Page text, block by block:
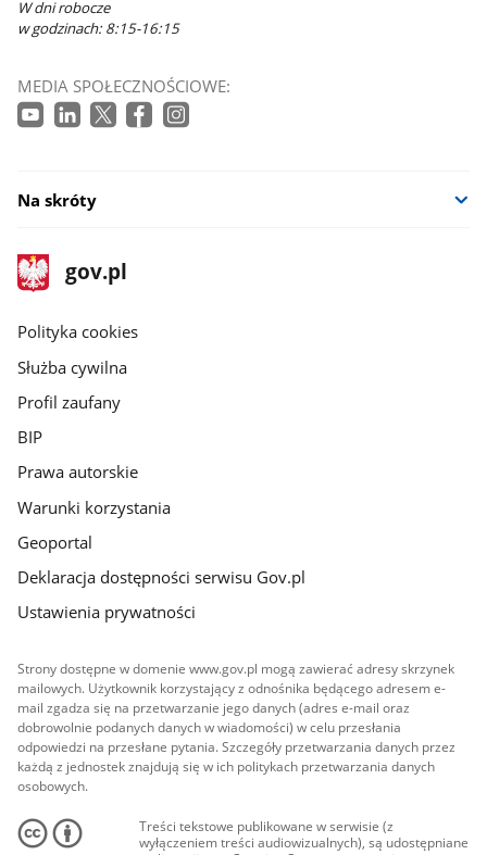
W dni robocze
w godzinach: 8:15-16:15
MEDIA SPOŁECZNOŚCIOWE:
Na skróty
stopka
gov.pl
Strona
gov.pl
gov.pl
Polityka cookies
Służba cywilna
Profil zaufany
BIP
Prawa autorskie
Warunki korzystania
Geoportal
Deklaracja dostępności serwisu Gov.pl
Ustawienia prywatności
Strony dostępne w domenie www.gov.pl mogą zawierać adresy skrzynek
mailowych. Użytkownik korzystający z odnośnika będącego adresem e-
mail zgadza się na przetwarzanie jego danych (adres e-mail oraz
dobrowolnie podanych danych w wiadomości) w celu przesłania
odpowiedzi na przesłane pytania. Szczegóły przetwarzania danych przez
każdą z jednostek znajdują się w ich politykach przetwarzania danych
osobowych.
Treści tekstowe publikowane w serwisie (z
wyłączeniem treści audiowizualnych), są udostępniane